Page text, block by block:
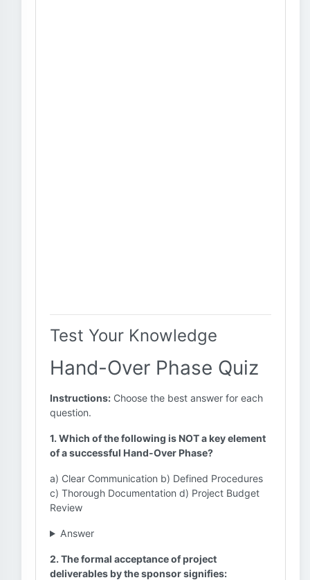
Test Your Knowledge
Hand-Over Phase Quiz
Instructions: Choose the best answer for each
question.
1. Which of the following is NOT a key element
of a successful Hand-Over Phase?
a) Clear Communication b) Defined Procedures
c) Thorough Documentation d) Project Budget
Review
Answer
2. The formal acceptance of project
deliverables by the sponsor signifies: